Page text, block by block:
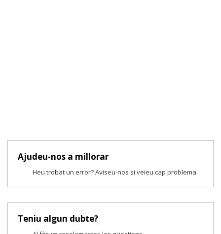
Ajudeu-nos a millorar
Heu trobat un error? Aviseu-nos si veieu cap problema.
Teniu algun dubte?